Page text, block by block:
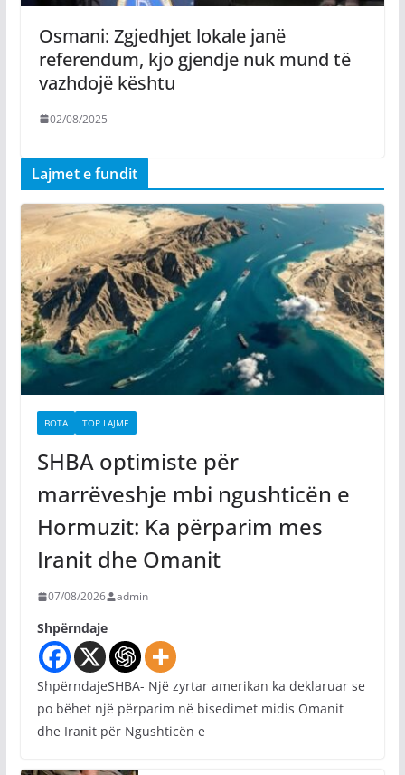
Osmani: Zgjedhjet lokale janë
referendum, kjo gjendje nuk mund të
vazhdojë kështu
02/08/2025
Lajmet e fundit
BOTA TOP LAJME
SHBA optimiste për
marrëveshje mbi ngushticën e
Hormuzit: Ka përparim mes
Iranit dhe Omanit
07/08/2026 admin
Shpërndaje
ShpërndajeSHBA- Një zyrtar amerikan ka deklaruar se
po bëhet një përparim në bisedimet midis Omanit
dhe Iranit për Ngushticën e